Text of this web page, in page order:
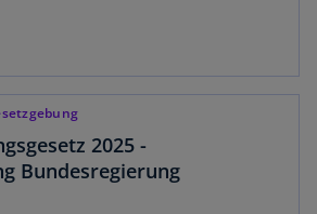
2025 -
Bundesregierung